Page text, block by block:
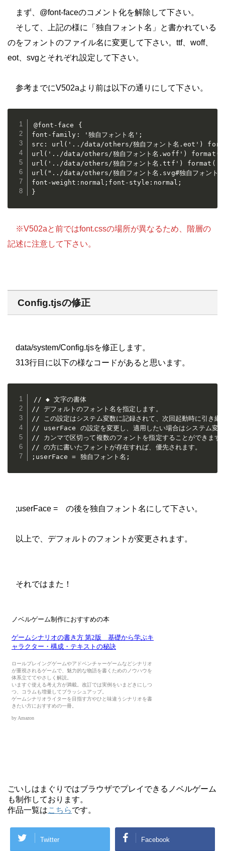
まず、@font-faceのコメント化を解除して下さい。
そして、上記の様に「独自フォント名」と書かれている
のをフォントのファイル名に変更して下さい。ttf、woff、
eot、svgとそれぞれ設定して下さい。
参考までにV502aより前は以下の通りにして下さい。
@font-face {
font-family: '独自フォント名';
src: url('../data/others/独自フォント名.eot')
url('../data/others/独自フォント名.woff')
url('../data/others/独自フォント名.ttf')
url("../data/others/独自フォント名.svg#独自フォン
font-weight:normal;font-style:normal;
}
※V502aと前ではfont.cssの場所が異なるため、階層の
記述に注意して下さい。
Config.tjsの修正
data/system/Config.tjsを修正します。
313行目に以下の様なコードがあると思います。
// ◆ 文字の書体
// デフォルトのフォント名を指定します。
// この設定はシステム変数に記録されて、次回起動時に引き継
// userFace の設定を変更し、適用したい場合はシステム変数
// カンマで区切って複数のフォントを指定することができます
// の方に書いたフォントが存在すれば、優先されます。
;userFace = 独自フォント名;
;userFace = の後を独自フォント名にして下さい。
以上で、デフォルトのフォントが変更されます。
それではまた！
ごいしはまぐりではブラウザでプレイできるノベルゲーム
も制作しております。
作品一覧はこちらです。
Twitter Facebook